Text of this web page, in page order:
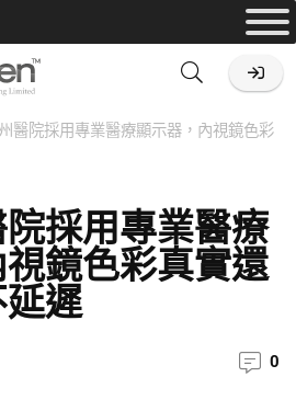
醫院採用專業醫療顯示器，內視鏡色彩
採用專業醫療
鏡色彩真實還
遲
0